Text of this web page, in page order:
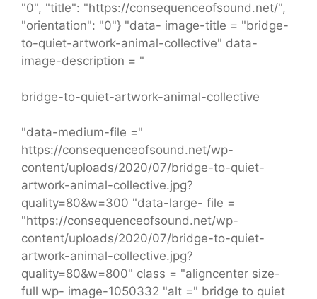
"0", "title": "https://consequenceofsound.net/",
"orientation": "0"} "data- image-title = "bridge-
to-quiet-artwork-animal-collective" data-
image-description = "
bridge-to-quiet-artwork-animal-collective
"data-medium-file ="
https://consequenceofsound.net/wp-
content/uploads/2020/07/bridge-to-quiet-
artwork-animal-collective.jpg?
quality=80&w=300 "data-large- file =
"https://consequenceofsound.net/wp-
content/uploads/2020/07/bridge-to-quiet-
artwork-animal-collective.jpg?
quality=80&w=800" class = "aligncenter size-
full wp- image-1050332 "alt =" bridge to quiet